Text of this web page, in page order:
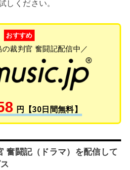
しください。
おすすめ
の裁判官 奮闘記配信中／
円【30日間無料】
奮闘記（ドラマ）を配信して